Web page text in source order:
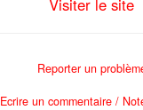
Reporter un
Ecrire un commentaire /